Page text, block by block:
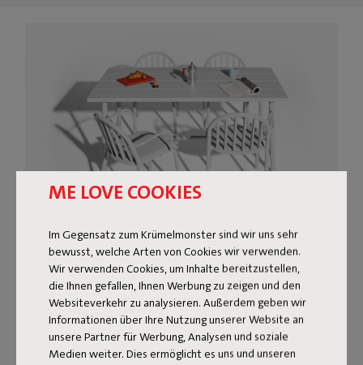
ME LOVE COOKIES
Im Gegensatz zum Krümelmonster sind wir uns sehr
bewusst, welche Arten von Cookies wir verwenden.
Wir verwenden Cookies, um Inhalte bereitzustellen,
die Ihnen gefallen, Ihnen Werbung zu zeigen und den
Websiteverkehr zu analysieren. Außerdem geben wir
Informationen über Ihre Nutzung unserer Website an
unsere Partner für Werbung, Analysen und soziale
Medien weiter. Dies ermöglicht es uns und unseren
MODERNER GARTENTISCH
FÜR EIN PICKNICKGEFÜHL
Der Fred’s Medium Table ist ein moderner Gartentisch
mit einem kleinen Augenzwinkern zur klassischen
Picknickbank. Die Tischplatte aus breiten Latten wirkt